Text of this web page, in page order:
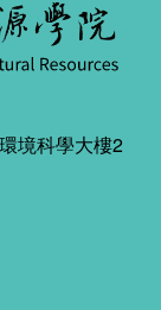
境科學大樓2